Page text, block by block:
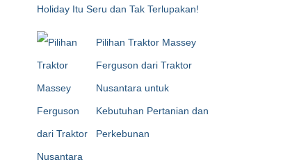
Holiday Itu Seru dan Tak Terlupakan!
Pilihan Traktor Massey
Ferguson dari Traktor
Nusantara untuk
Kebutuhan Pertanian dan
Perkebunan